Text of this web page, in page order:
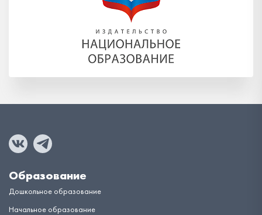
Образование
Дошкольное образование
Начальное образование